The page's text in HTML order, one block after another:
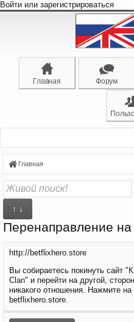
Войти или зарегистрироваться
Главная Форум
Главная
↑ ↓
Перенаправление
http://betflixhero.store
Вы собираетесь покинуть сайт
Clan" и перейти на другой,
никакого отношения. Нажмите
betflixhero.store.